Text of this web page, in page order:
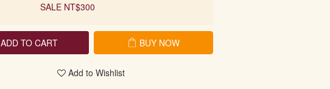
SALE NT$300
ADD TO CART BUY NOW
Add to Wishlist